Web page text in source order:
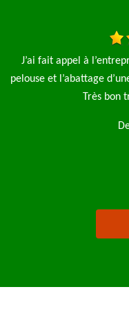
Je fais appel à
saules et aussi la pose
rapide et net je